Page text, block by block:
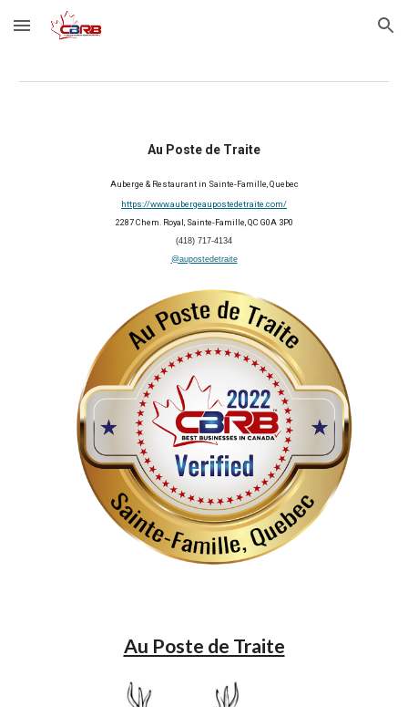
Skip to main content Skip to navigation
Au Poste de Traite
Auberge & Restaurant in Sainte-Famille, Quebec
https://www.aubergeaupostedetraite.com/
2287 Chem. Royal, Sainte-Famille, QC G0A 3P0
(418) 717-4134
@aupostedetraite
Au Poste de Traite